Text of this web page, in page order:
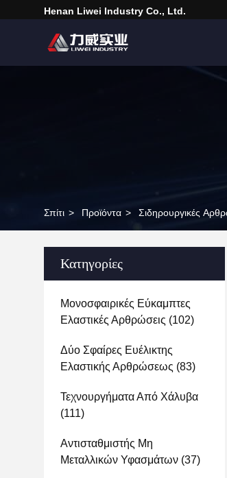
Henan Liwei Industry Co., Ltd.
Σπίτι > Προϊόντα > Σιδηρουργικές
Κατηγορίες
Μονοσφαιρικές Εύκαμπτες
Ελαστικές Αρθρώσεις (102)
Δύο Σφαίρες Ευέλικτης
Ελαστικής Αρθρώσεως (83)
Τεχνουργήματα Από Χάλυβα
(111)
Αντισταθμιστής Μη
Μεταλλικών Υφασμάτων (37)